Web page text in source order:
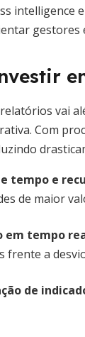
intelligence
gestores
vai
Com
tempo e
de maior
em tempo
frente a
de